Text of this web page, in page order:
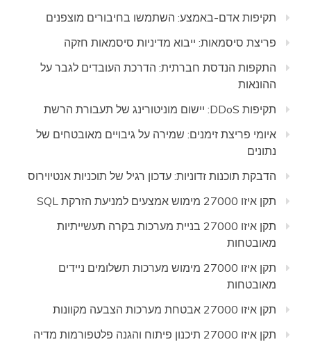
תקיפות אדם-באמצע: השתמשו בחיבורים מוצפנים
פריצת סיסמאות: ייבוא מדיניות סיסמאות חזקה
התקפות הנדסת חברתית: הדרכת העובדים לגבר על
ההונאות
תקיפות DDoS: יישום מוניטורינג של תעבורת הרשת
איומי פריצת זימנים: שמירה על גיבויים מאובטחים של
נתונים
הדבקת תוכנות זדוניות: עדכון רגיל של תוכניות אנטיוירוס
תקן איזו 27000 מימוש אמצעים למניעת הזרקת SQL
תקן איזו 27000 בניית מערכות בקרה תעשייתיות
מאובטחות
תקן איזו 27000 מימוש מערכות תשלומים ניידים
מאובטחות
תקן איזו 27000 אבטחת מערכות הצבעה מקוונות
תקן איזו 27000 תיכנון פיתוח והגנה פלטפורמות מדיה